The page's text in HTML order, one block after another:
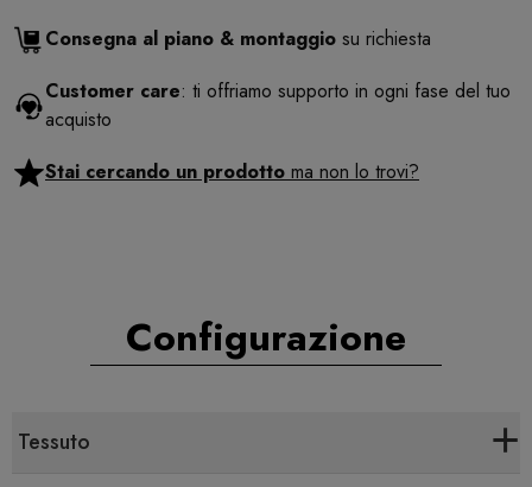
Consegna al piano & montaggio su richiesta
Customer care: ti offriamo supporto in ogni fase del tuo
acquisto
Stai cercando un prodotto ma non lo trovi?
Configurazione
Tessuto +